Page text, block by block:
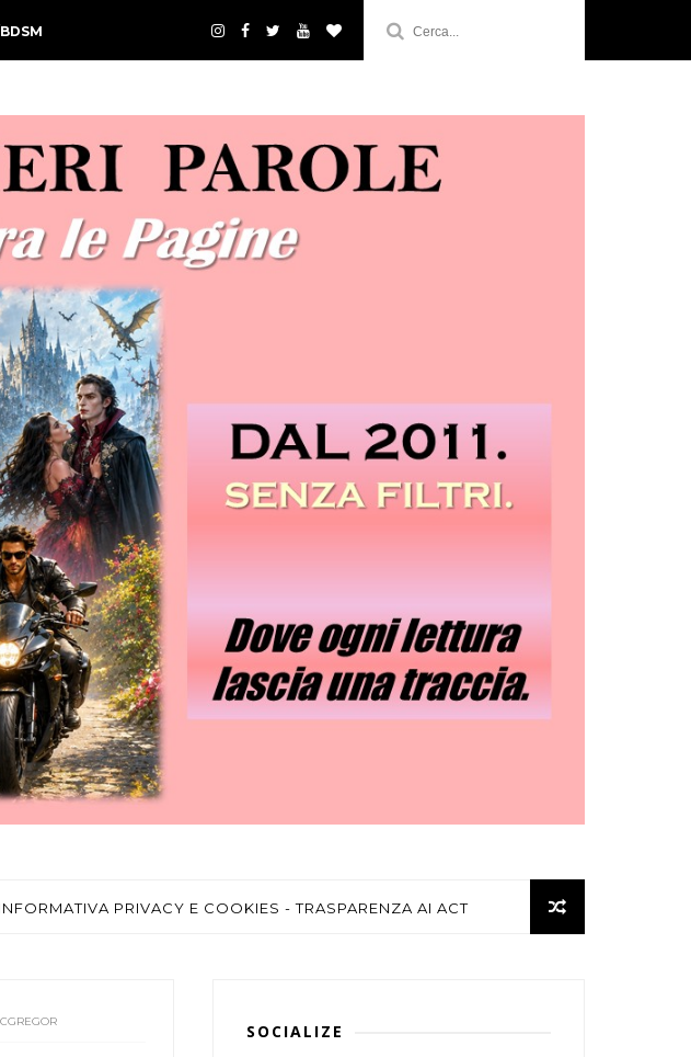
INFORMATIVA PRIVACY E COOKIES - TRASPARENZA AI ACT
SOCIALIZE